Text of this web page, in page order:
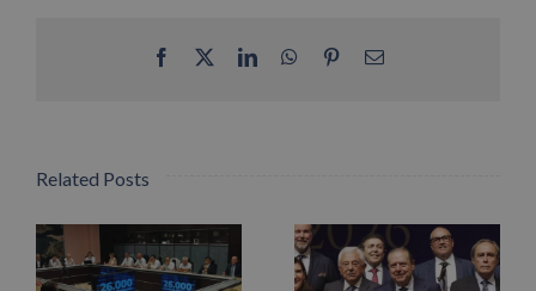
Facebook LinkedInWhatsApp
PinterestEmail
Related Posts